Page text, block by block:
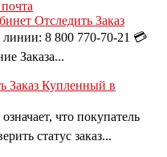
Отследить Заказ
8 800 770-70-21 💳
Заказа...
Заказ Купленный в
что покупатель
статус заказ...